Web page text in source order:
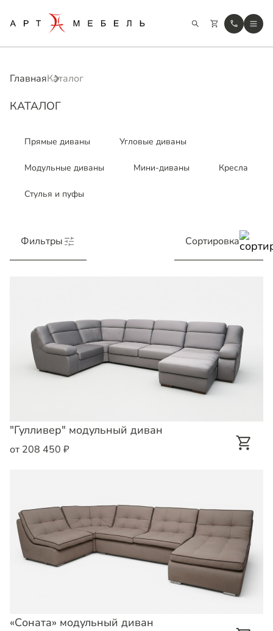
ГлавнаяКаталог
КАТАЛОГ
Прямые диваны Угловые диваны
Модульные диваны Мини-диваны Кресла
Стулья и пуфы
Фильтры Сортировка
"Гулливер" модульный диван
от 208 450 ₽
«Соната» модульный диван